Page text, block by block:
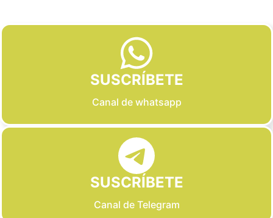
SUSCRÍBETE
Canal de whatsapp
SUSCRÍBETE
Canal de Telegram